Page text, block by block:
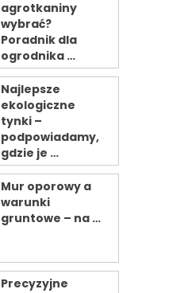
agrotkaniny
wybrać?
Poradnik dla
ogrodnika …
Najlepsze
ekologiczne
tynki –
podpowiadamy,
gdzie je …
Mur oporowy a
warunki
gruntowe – na …
Precyzyjne